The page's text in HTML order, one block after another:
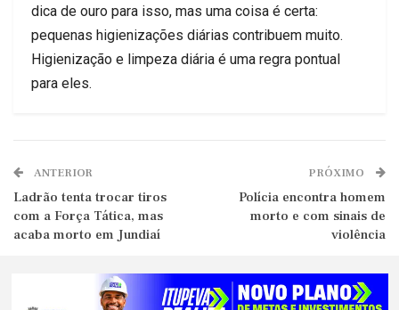
dica de ouro para isso, mas uma coisa é certa:
pequenas higienizações diárias contribuem muito.
Higienização e limpeza diária é uma regra pontual
para eles.
ANTERIOR
Ladrão tenta trocar tiros
com a Força Tática, mas
acaba morto em Jundiaí
PRÓXIMO
Polícia encontra homem
morto e com sinais de
violência